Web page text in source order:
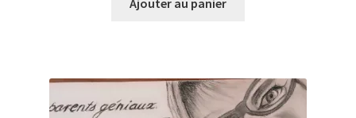
Ajouter au panier